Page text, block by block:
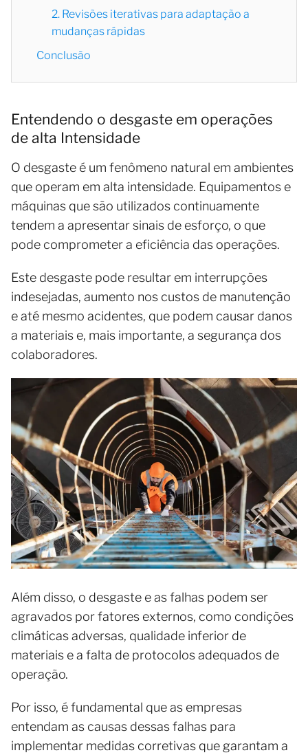
2. Revisões iterativas para adaptação a
mudanças rápidas
Conclusão
Entendendo o desgaste em operações
de alta Intensidade
O desgaste é um fenômeno natural em ambientes
que operam em alta intensidade. Equipamentos e
máquinas que são utilizados continuamente
tendem a apresentar sinais de esforço, o que
pode comprometer a eficiência das operações.
Este desgaste pode resultar em interrupções
indesejadas, aumento nos custos de manutenção
e até mesmo acidentes, que podem causar danos
a materiais e, mais importante, a segurança dos
colaboradores.
Além disso, o desgaste e as falhas podem ser
agravados por fatores externos, como condições
climáticas adversas, qualidade inferior de
materiais e a falta de protocolos adequados de
operação.
Por isso, é fundamental que as empresas
entendam as causas dessas falhas para
implementar medidas corretivas que garantam a